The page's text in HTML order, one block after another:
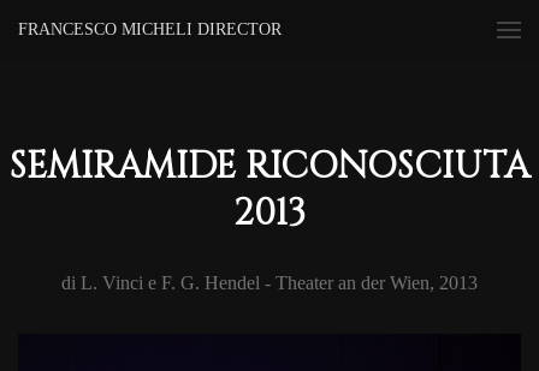
FRANCESCO MICHELI DIRECTOR
SEMIRAMIDE RICONOSCIUTA
2013
di L. Vinci e F. G. Hendel - Theater an der Wien, 2013